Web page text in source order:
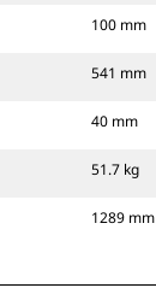
100 mm
541 mm
40 mm
51.7 kg
1289 mm